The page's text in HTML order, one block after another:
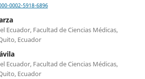
0002-5918-6896
Ecuador, Facultad de Ciencias Médicas,
Ecuador
Ecuador, Facultad de Ciencias Médicas,
Ecuador